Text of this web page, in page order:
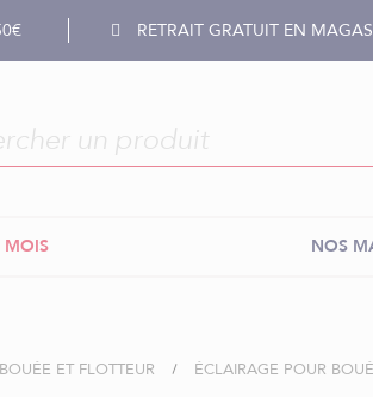
RETRAIT GRATUIT EN
MOIS NOS
BOUÉE ET FLOTTEUR ÉCLAIRAGE POUR